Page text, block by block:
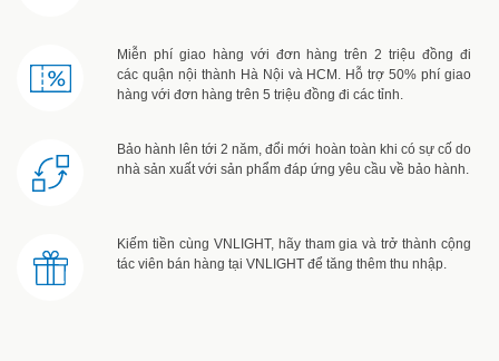
Miễn phí giao hàng với đơn hàng trên 2 triệu đồng đi
các quận nội thành Hà Nội và HCM. Hỗ trợ 50% phí giao
hàng với đơn hàng trên 5 triệu đồng đi các tỉnh.
Bảo hành lên tới 2 năm, đổi mới hoàn toàn khi có sự cố do
nhà sản xuất với sản phẩm đáp ứng yêu cầu về bảo hành.
Kiếm tiền cùng VNLIGHT, hãy tham gia và trở thành cộng
tác viên bán hàng tại VNLIGHT để tăng thêm thu nhập.